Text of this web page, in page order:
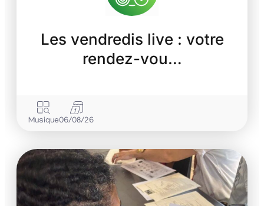
Les vendredis live : votre
rendez-vou…
Musique06/08/26